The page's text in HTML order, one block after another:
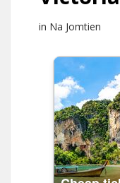
in Na Jomtien